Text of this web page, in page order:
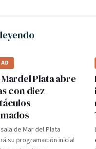
Plata abre
con diez
de Mar del Plata
su programación inicial